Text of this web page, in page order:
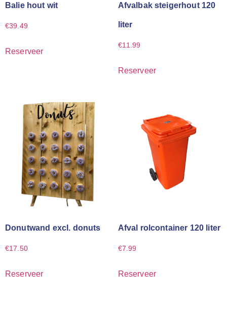
Balie hout wit
€39.49
Reserveer
Afvalbak steigerhout 120
liter
€11.99
Reserveer
Donutwand excl. donuts
€17.50
Reserveer
Afval rolcontainer 120 liter
€7.99
Reserveer